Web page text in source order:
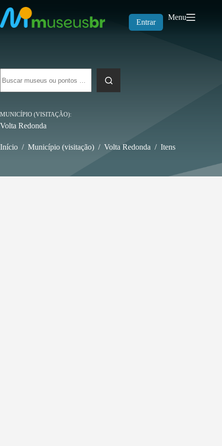
para
o
conteúdo
Entrar
Menu
resultados
MUNICÍPIO (VISITAÇÃO)
Volta Redonda
Início / Município (visitação) / Volta Redonda / Itens